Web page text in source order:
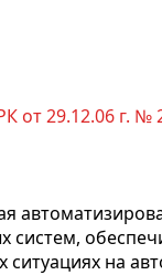
от 29.12.06 г. №
систем,
на